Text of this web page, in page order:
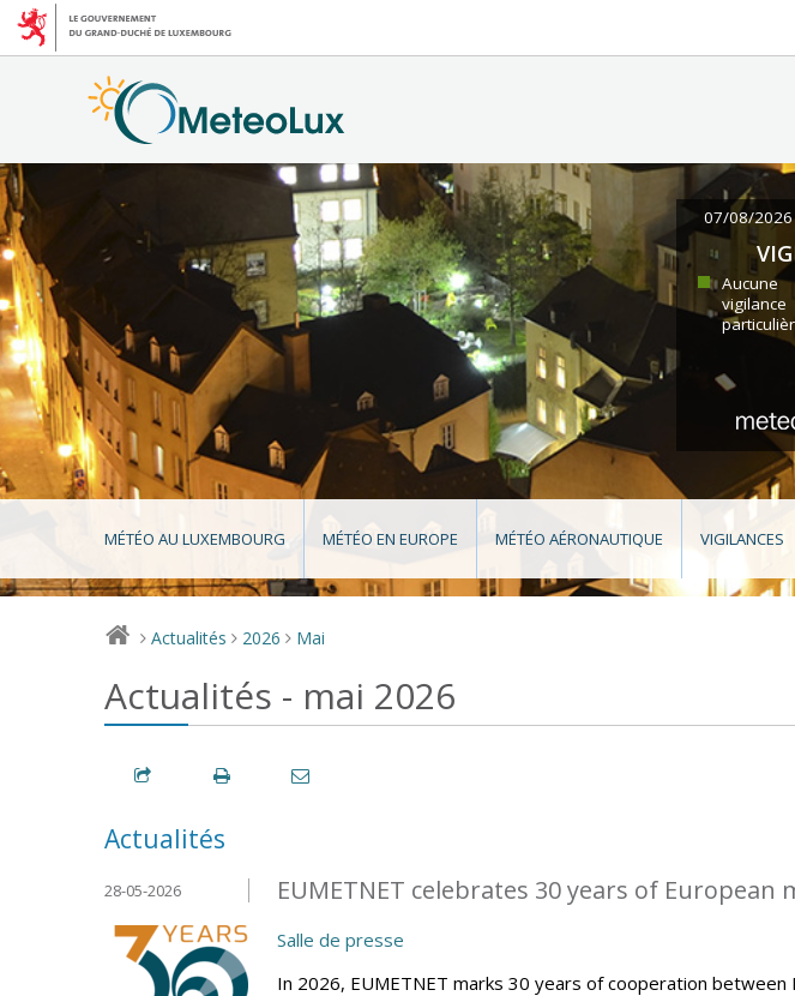
07/08/2026
Aucune
vigilance
MÉTÉO AU LUXEMBOURG MÉTÉO EN EUROPE MÉTÉO AÉRONAUTIQUE VIGILANCES
> Actualités > 2026 > Mai
Actualités - mai 2026
Actualités
EUMETNET celebrates 30 years of
28-05-2026
Salle de presse
In 2026, EUMETNET marks 30 years of cooperation between